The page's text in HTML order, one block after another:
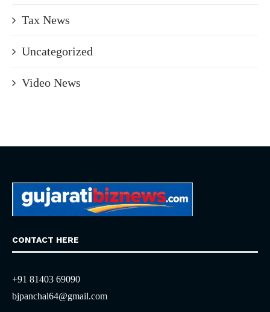
Tax News
Uncategorized
Video News
CONTACT HERE
+91 81403 69090
bjpanchal64@gmail.com